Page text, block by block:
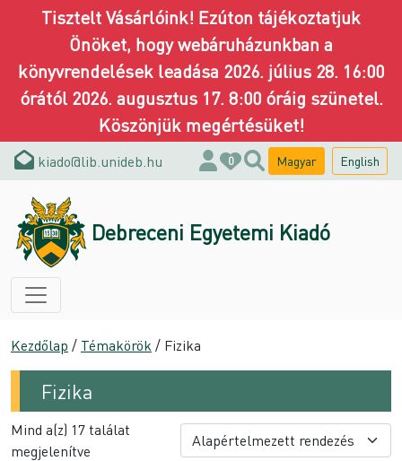
Tisztelt Vásárlóink! Ezúton tájékoztatjuk
Önöket, hogy webáruházunkban a
könyvrendelések leadása 2026. július 28. 16:00
órától 2026. augusztus 17. 8:00 óráig szünetel.
Köszönjük megértésüket!
kiado@lib.unideb.hu 0 Magyar English
Debreceni Egyetemi Kiadó
Kezdőlap / Témakörök / Fizika
Fizika
Mind a(z) 17 találat
megjelenítve